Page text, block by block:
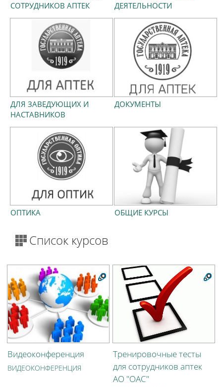
СОТРУДНИКОВ АПТЕК
ДЕЯТЕЛЬНОСТИ
ДЛЯ ЗАВЕДУЮЩИХ И
НАСТАВНИКОВ
ДОКУМЕНТЫ
ОПТИКА ОБЩИЕ КУРСЫ
Список курсов
Видеоконференция
ВИДЕОКОНФЕРЕНЦИЯ
Тренировочные тесты
для сотрудников аптек
АО "ОАС"